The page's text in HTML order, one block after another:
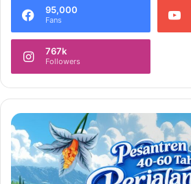
95,000
Fans
767k
Followers